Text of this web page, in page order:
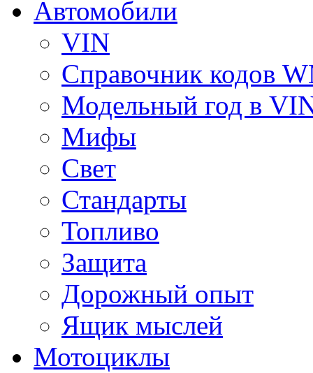
Автомобили
VIN
Справочник кодов
Модельный год в
Мифы
Свет
Стандарты
Топливо
Защита
Дорожный опыт
Ящик мыслей
Мотоциклы